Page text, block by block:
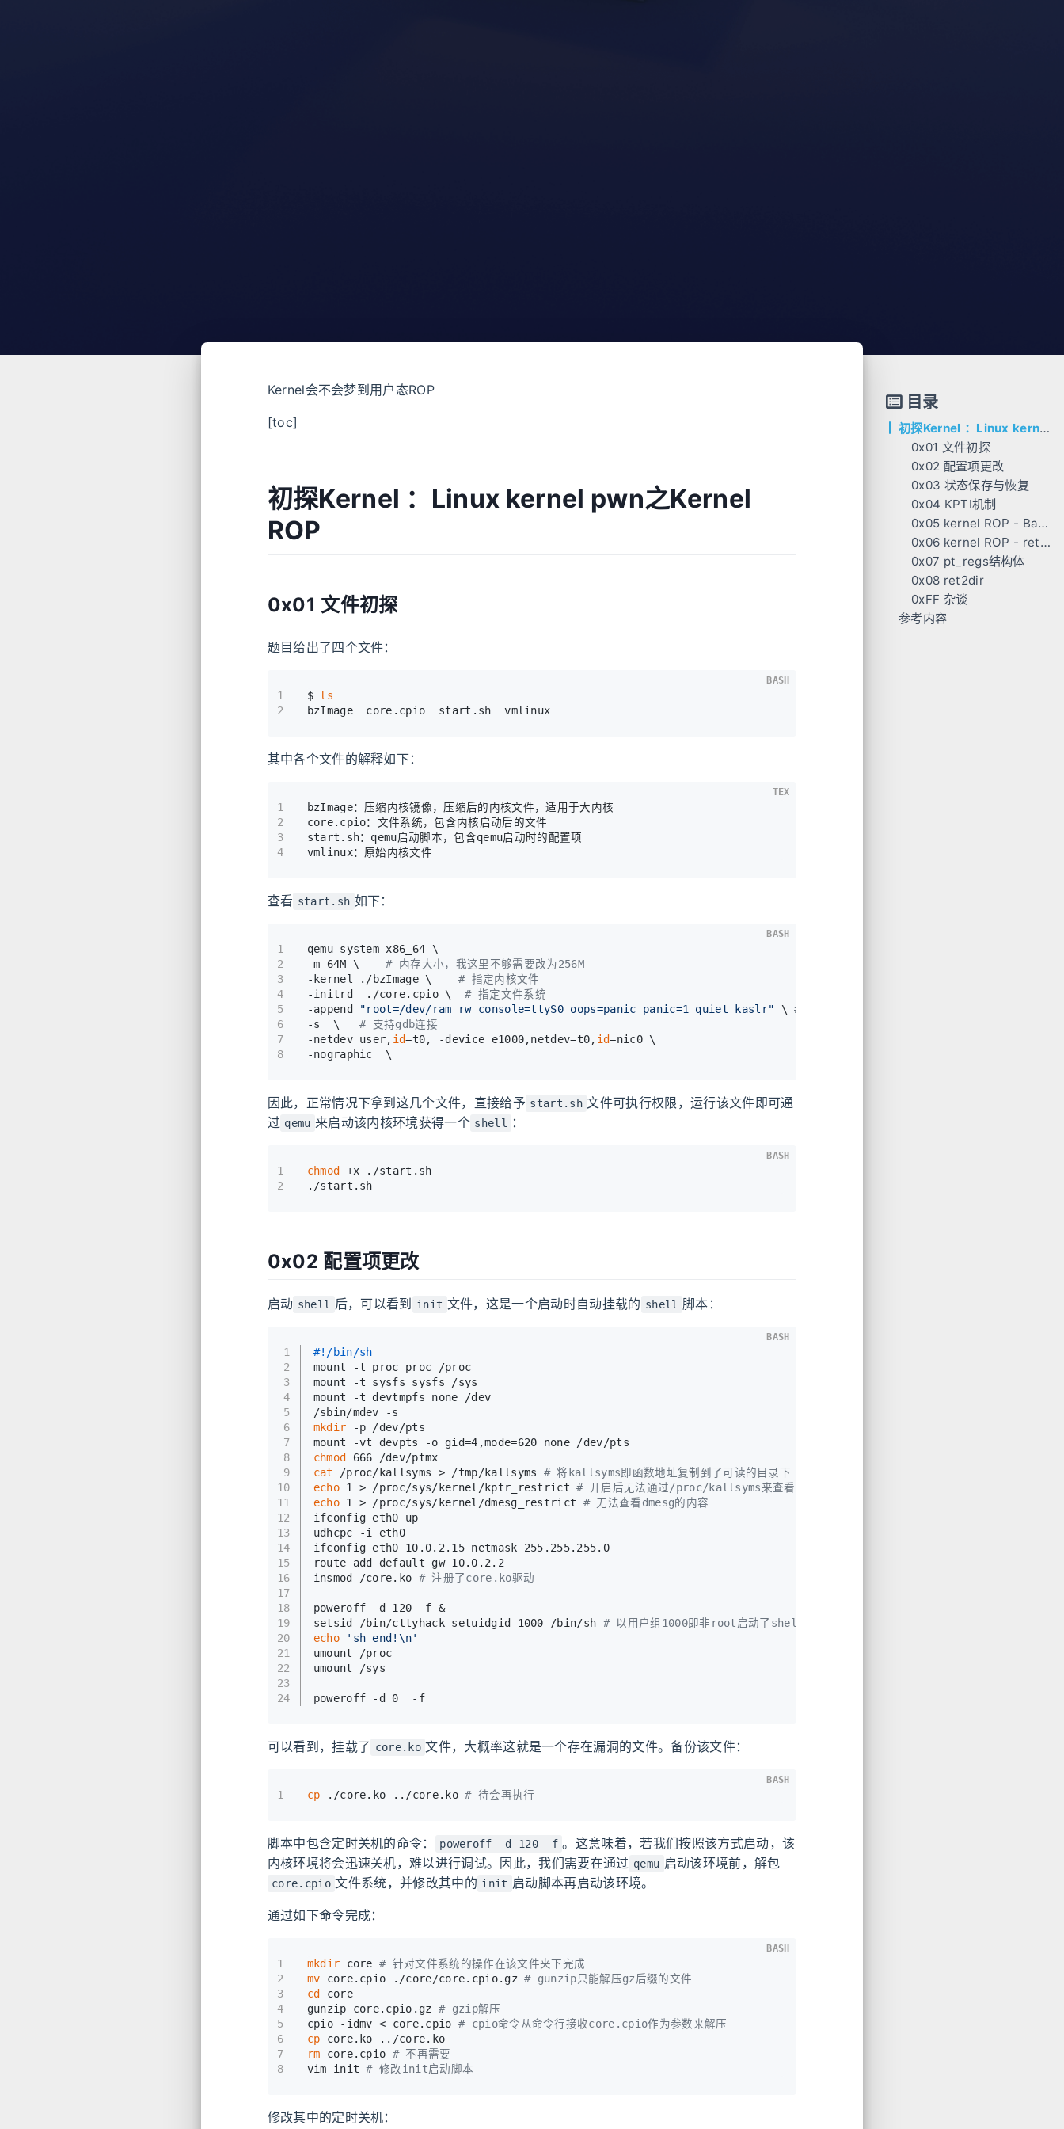
Kernel会不会梦到用户态ROP
[toc]
初探Kernel ：Linux kernel pwn之Kernel
ROP
0x01 文件初探
题目给出了四个文件：
1
2
$ ls
bzImage  core.cpio  start.sh  vmlinux
BASH
其中各个文件的解释如下：
1
2
3
4
bzImage：压缩内核镜像，压缩后的内核文件，适用于大内核
core.cpio：文件系统，包含内核启动后的文件
start.sh：qemu启动脚本，包含qemu启动时的配置项
vmlinux：原始内核文件
TEX
查看 start.sh 如下：
1
2
3
4
5
6
7
8
qemu-system-x86_64 \
-m 64M \ # 内存大小，我这里不够需要改为256M
-kernel ./bzImage \ # 指定内核文件
-initrd  ./core.cpio \ # 指定文件系统
-append
"root=/dev/ram rw console=ttyS0 oops=panic panic=1 quiet kaslr" \ # 启动后的配置项，包括开启了kaslr。调试时可
-s  \ # 支持gdb连接
-netdev user, id=t0, -device e1000,netdev=t0, id=nic0 \
-nographic  \
BASH
因此，正常情况下拿到这几个文件，直接给予 start.sh 文件可执行权限，运行该文件即可通
过 qemu 来启动该内核环境获得一个 shell ：
1
2
chmod
+x ./start.sh
./start.sh
BASH
0x02 配置项更改
启动 shell 后，可以看到 init 文件，这是一个启动时自动挂载的 shell 脚本：
1
2
3
4
5
6
7
8
9
10
11
12
13
14
15
16
17
18
19
20
21
22
23
24
#!/bin/sh
mount -t proc proc /proc
mount -t sysfs sysfs /sys
mount -t devtmpfs none /dev
/sbin/mdev -s
mkdir -p /dev/pts
mount -vt devpts -o gid=4,mode=620 none /dev/pts
chmod
666 /dev/ptmx
cat /proc/kallsyms > /tmp/kallsyms # 将kallsyms即函数地址复制到了可读的目录下
echo 1 > /proc/sys/kernel/kptr_restrict # 开启后无法通过/proc/kallsyms来查看函数地址
echo 1 > /proc/sys/kernel/dmesg_restrict # 无法查看dmesg的内容
ifconfig eth0 up
udhcpc -i eth0
ifconfig eth0 10.0.2.15 netmask 255.255.255.0
route add default gw 10.0.2.2
insmod /core.ko # 注册了core.ko驱动
poweroff -d 120 -f &
setsid /bin/cttyhack setuidgid 1000 /bin/sh # 以用户组1000即非root启动了shell
echo
'sh end!\n'
umount /proc
umount /sys
poweroff -d 0  -f
BASH
可以看到，挂载了 core.ko 文件，大概率这就是一个存在漏洞的文件。备份该文件：
1 cp ./core.ko ../core.ko # 待会再执行
BASH
脚本中包含定时关机的命令： poweroff -d 120 -f 。这意味着，若我们按照该方式启动，该
内核环境将会迅速关机，难以进行调试。因此，我们需要在通过 qemu 启动该环境前，解包
core.cpio 文件系统，并修改其中的 init 启动脚本再启动该环境。
通过如下命令完成：
1
2
3
4
5
6
7
8
mkdir core # 针对文件系统的操作在该文件夹下完成
mv core.cpio ./core/core.cpio.gz # gunzip只能解压gz后缀的文件
cd
core
gunzip core.cpio.gz # gzip解压
cpio -idmv < core.cpio # cpio命令从命令行接收core.cpio作为参数来解压
cp core.ko ../core.ko
rm core.cpio # 不再需要
vim init # 修改init启动脚本
BASH
修改其中的定时关机：
目录
初探Kernel ：Linux kernel pwn之Kernel ROP
0x01 文件初探
0x02 配置项更改
0x03 状态保存与恢复
basic
with kpti
0x04 KPTI机制
0x05 kernel ROP - Basic
0x06 kernel ROP - ret2usr
smep && smap bypass
0x07 pt_regs结构体
0x08 ret2dir
0xFF 杂谈
成功执行提权函数但没有root权限
参考内容